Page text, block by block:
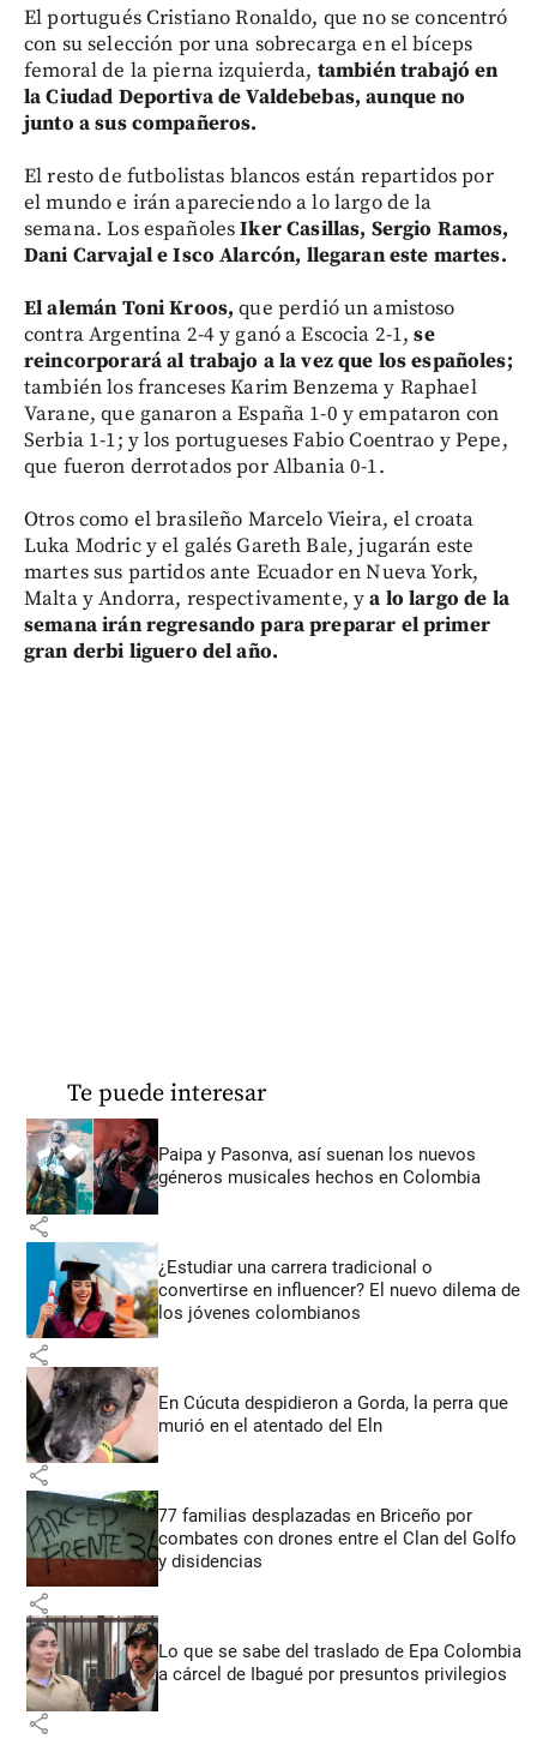
El portugués Cristiano Ronaldo, que no se concentró
con su selección por una sobrecarga en el bíceps
femoral de la pierna izquierda, también trabajó en
la Ciudad Deportiva de Valdebebas, aunque no
junto a sus compañeros.
El resto de futbolistas blancos están repartidos por
el mundo e irán apareciendo a lo largo de la
semana. Los españolesIker Casillas, Sergio Ramos,
Dani Carvajal e Isco Alarcón, llegaran este martes.
El alemán Toni Kroos, que perdió un amistoso
contra Argentina 2-4 y ganó a Escocia 2-1,se
reincorporará al trabajo a la vez que los españoles;
también los franceses Karim Benzema y Raphael
Varane, que ganaron a España 1-0 y empataron con
Serbia 1-1; y los portugueses Fabio Coentrao y Pepe,
que fueron derrotados por Albania 0-1.
Otros como el brasileño Marcelo Vieira, el croata
Luka Modric y el galés Gareth Bale, jugarán este
martes sus partidos ante Ecuador en Nueva York,
Malta y Andorra, respectivamente, ya lo largo de la
semana irán regresando para preparar el primer
gran derbi liguero del año.
Te puede interesar
Paipa y Pasonva, así suenan los nuevos
géneros musicales hechos en Colombia
share
¿Estudiar una carrera tradicional o
convertirse en influencer? El nuevo dilema de
los jóvenes colombianos
share
En Cúcuta despidieron a Gorda, la perra que
murió en el atentado del Eln
share
77 familias desplazadas en Briceño por
combates con drones entre el Clan del Golfo
y disidencias
share
Lo que se sabe del traslado de Epa Colombia
a cárcel de Ibagué por presuntos privilegios
share